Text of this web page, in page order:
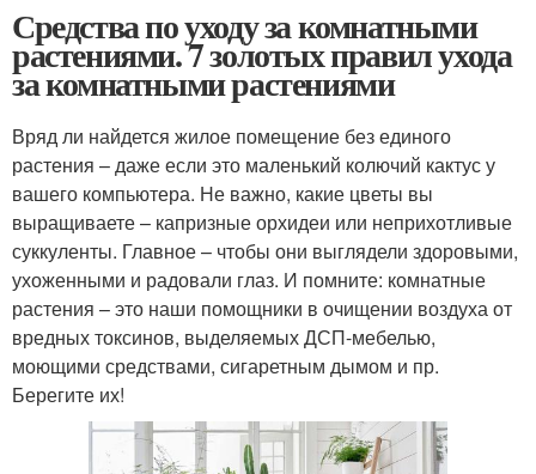
Средства по уходу за комнатными
растениями. 7 золотых правил ухода
за комнатными растениями
Вряд ли найдется жилое помещение без единого
растения – даже если это маленький колючий кактус у
вашего компьютера. Не важно, какие цветы вы
выращиваете – капризные орхидеи или неприхотливые
суккуленты. Главное – чтобы они выглядели здоровыми,
ухоженными и радовали глаз. И помните: комнатные
растения – это наши помощники в очищении воздуха от
вредных токсинов, выделяемых ДСП-мебелью,
моющими средствами, сигаретным дымом и пр.
Берегите их!